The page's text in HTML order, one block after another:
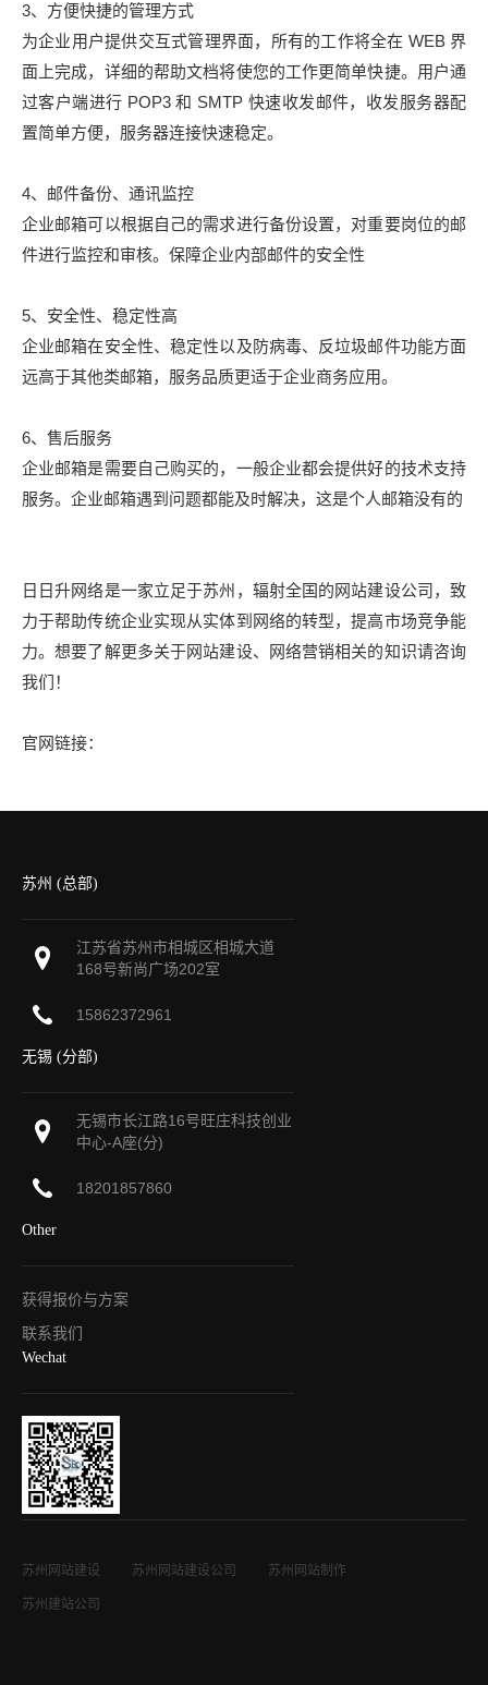
3、方便快捷的管理方式
为企业用户提供交互式管理界面，所有的工作将全在 WEB 界
面上完成，详细的帮助文档将使您的工作更简单快捷。用户通
过客户端进行 POP3 和 SMTP 快速收发邮件，收发服务器配
置简单方便，服务器连接快速稳定。
4、邮件备份、通讯监控
企业邮箱可以根据自己的需求进行备份设置，对重要岗位的邮
件进行监控和审核。保障企业内部邮件的安全性
5、安全性、稳定性高
企业邮箱在安全性、稳定性以及防病毒、反垃圾邮件功能方面
远高于其他类邮箱，服务品质更适于企业商务应用。
6、售后服务
企业邮箱是需要自己购买的，一般企业都会提供好的技术支持
服务。企业邮箱遇到问题都能及时解决，这是个人邮箱没有的
日日升网络是一家立足于苏州，辐射全国的网站建设公司，致
力于帮助传统企业实现从实体到网络的转型，提高市场竞争能
力。想要了解更多关于网站建设、网络营销相关的知识请咨询
我们！
官网链接：
苏州 (总部)
江苏省苏州市相城区相城大道
168号新尚广场202室
15862372961
无锡 (分部)
无锡市长江路16号旺庄科技创业
中心-A座(分)
18201857860
Other
获得报价与方案
联系我们
Wechat
苏州网站建设 苏州网站建设公司 苏州网站制作
苏州建站公司